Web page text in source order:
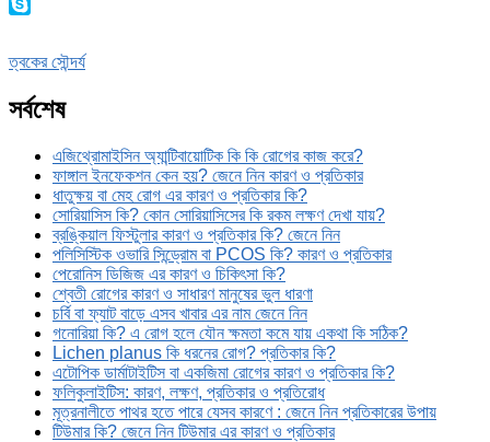
ত্বকের সৌন্দর্য
সর্বশেষ
এজিথ্রোমাইসিন অ্যান্টিবায়োটিক কি কি রোগের কাজ করে?
ফাঙ্গাল ইনফেকশন কেন হয়? জেনে নিন কারণ ও প্রতিকার
ধাতুক্ষয় বা মেহ রোগ এর কারণ ও প্রতিকার কি?
সোরিয়াসিস কি? কোন সোরিয়াসিসের কি রকম লক্ষণ দেখা যায়?
ব্রঙ্কিয়াল ফিস্টুলার কারণ ও প্রতিকার কি? জেনে নিন
পলিসিস্টিক ওভারি সিন্ড্রোম বা PCOS কি? কারণ ও প্রতিকার
পেরোনিস ডিজিজ এর কারণ ও চিকিৎসা কি?
শ্বেতী রোগের কারণ ও সাধারণ মানুষের ভুল ধারণা
চর্বি বা ফ্যাট বাড়ে এসব খাবার এর নাম জেনে নিন
গনোরিয়া কি? এ রোগ হলে যৌন ক্ষমতা কমে যায় একথা কি সঠিক?
Lichen planus কি ধরনের রোগ? প্রতিকার কি?
এটোপিক ডার্মাটাইটিস বা একজিমা রোগের কারণ ও প্রতিকার কি?
ফলিকুলাইটিস: কারণ, লক্ষণ, প্রতিকার ও প্রতিরোধ
মূত্রনালীতে পাথর হতে পারে যেসব কারণে : জেনে নিন প্রতিকারের উপায়
টিউমার কি? জেনে নিন টিউমার এর কারণ ও প্রতিকার